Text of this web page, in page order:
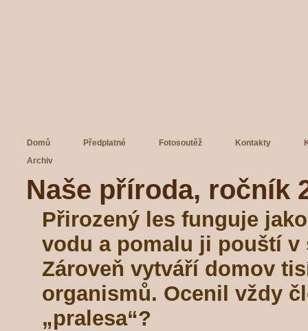
Domů Předplatné Fotosoutěž Kontakty
Archiv
Naše příroda, ročník
Přirozený les funguje
vodu a pomalu ji pouští
Zároveň vytváří domov
organismů. Ocenil vždy
„pralesa“?